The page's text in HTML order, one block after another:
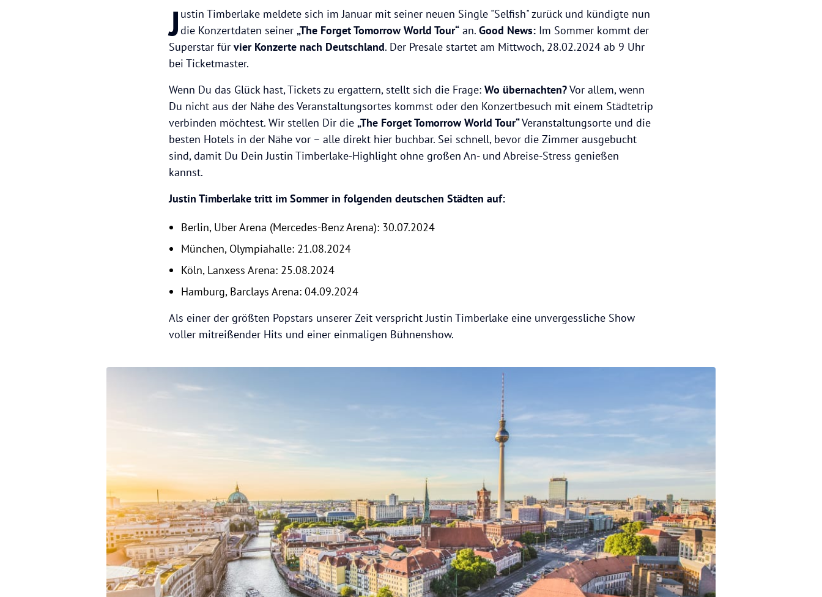
J ustin Timberlake meldete sich im Januar mit seiner neuen Single "Selfish" zurück und kündigte nun
die Konzertdaten seiner „The Forget Tomorrow World Tour“ an. Good News: Im Sommer kommt der
Superstar für vier Konzerte nach Deutschland. Der Presale startet am Mittwoch, 28.02.2024 ab 9 Uhr
bei Ticketmaster.
Wenn Du das Glück hast, Tickets zu ergattern, stellt sich die Frage: Wo übernachten?Vor allem, wenn
Du nicht aus der Nähe des Veranstaltungsortes kommst oder den Konzertbesuch mit einem Städtetrip
verbinden möchtest. Wir stellen Dir die „The Forget Tomorrow World Tour“Veranstaltungsorte und die
besten Hotels in der Nähe vor – alle direkt hier buchbar. Sei schnell, bevor die Zimmer ausgebucht
sind, damit Du Dein Justin Timberlake-Highlight ohne großen An- und Abreise-Stress genießen
kannst.
Justin Timberlake tritt im Sommer in folgenden deutschen Städten auf:
Berlin, Uber Arena (Mercedes-Benz Arena): 30.07.2024
München, Olympiahalle: 21.08.2024
Köln, Lanxess Arena: 25.08.2024
Hamburg, Barclays Arena: 04.09.2024
Als einer der größten Popstars unserer Zeit verspricht Justin Timberlake eine unvergessliche Show
voller mitreißender Hits und einer einmaligen Bühnenshow.